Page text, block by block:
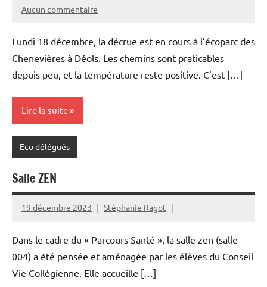
Aucun commentaire
Lundi 18 décembre, la décrue est en cours à l’écoparc des
Chenevières à Déols. Les chemins sont praticables
depuis peu, et la température reste positive. C’est […]
Lire la suite
Eco délégués
Salle ZEN
19 décembre 2023 Stéphanie Ragot
Dans le cadre du « Parcours Santé », la salle zen (salle
004) a été pensée et aménagée par les élèves du Conseil
Vie Collégienne. Elle accueille […]